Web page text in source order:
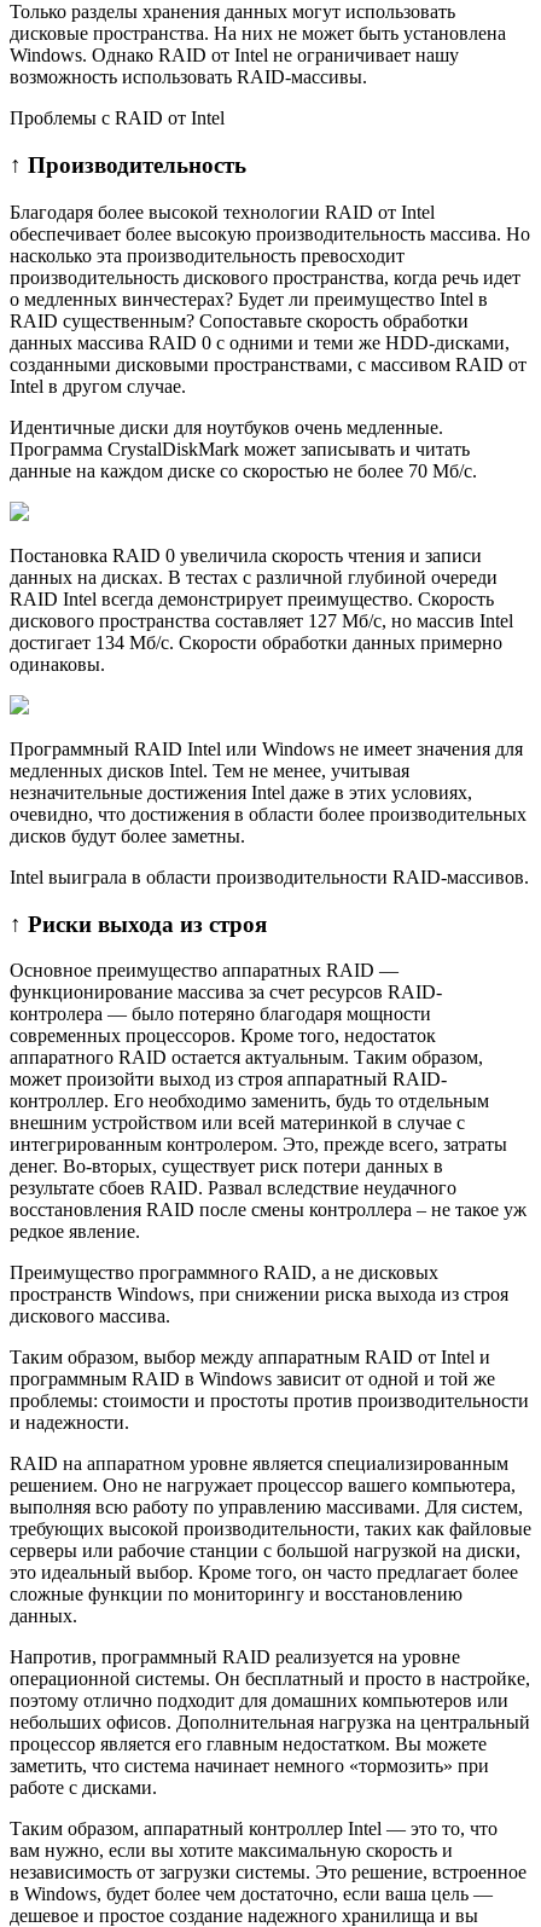
Только разделы хранения данных могут использовать
дисковые прострaнства. На них не может быть установлена
Windows. Однако RAID от Intel не ограничивает нашу
возможность использовать RAID-массивы.
Проблемы с RAID от Intel
↑ Производительность
Благодаря более высокой технологии RAID от Intel
обеспечивает более высокую производительность массива. Но
насколько эта производительность превосходит
производительность дискового пространства, когда речь идет
о медленных винчестерах? Будет ли преимущество Intel в
RAID существенным? Сопоставьте скорость обработки
данных массива RAID 0 с одними и теми же HDD-дисками,
созданными дисковыми пространствами, с массивом RAID от
Intel в другом случае.
Идентичные диски для ноутбуков очень медленные.
Программа CrystalDiskMark может записывать и читать
данные на каждом диске со скоростью не более 70 Мб/с.
Постановка RAID 0 увеличила скорость чтения и записи
данных на дисках. В тестах с различной глубиной очереди
RAID Intel всегда демонстрирует преимущество. Скорость
дискового пространства составляет 127 Мб/с, но массив Intel
достигает 134 Мб/с. Скорости обработки данных примерно
одинаковы.
Программный RAID Intel или Windows не имеет значения для
медленных дисков Intel. Тем не менее, учитывая
незначительные достижения Intel даже в этих условиях,
очевидно, что достижения в области более производительных
дисков будут более заметны.
Intel выиграла в области производительности RAID-массивов.
↑ Риски выхода из строя
Основное преимущество аппаратных RAID —
функционирование массива за счет ресурсов RAID-
контролера — было потеряно благодаря мощности
современных процессоров. Кроме того, недостаток
аппаратного RAID остается актуальным. Таким образом,
может произойти выход из строя аппаратный RAID-
контроллер. Его необходимо заменить, будь то отдельным
внешним устройством или всей материнкой в случае с
интегрированным контролером. Это, прежде всего, затраты
денег. Во-вторых, существует риск потери данных в
результате сбоев RAID. Развал вследствие неудачного
восстановления RAID после смены контроллера – не такое уж
редкое явление.
Преимущество программного RAID, а не дисковых
пространств Windows, при снижении риска выхода из строя
дискового массива.
Таким образом, выбор между аппаратным RAID от Intel и
программным RAID в Windows зависит от одной и той же
проблемы: стоимости и простоты против производительности
и надежности.
RAID на аппаратном уровне является специализированным
решением. Оно не нагружает процессор вашего компьютера,
выполняя всю работу по управлению массивами. Для систем,
требующих высокой производительности, таких как файловые
серверы или рабочие станции с большой нагрузкой на диски,
это идеальный выбор. Кроме того, он часто предлагает более
сложные функции по мониторингу и восстановлению
данных.
Напротив, программный RAID реализуется на уровне
операционной системы. Он бесплатный и просто в настройке,
поэтому отлично подходит для домашних компьютеров или
небольших офисов. Дополнительная нагрузка на центральный
процессор является его главным недостатком. Вы можете
заметить, что система начинает немного «тормозить» при
работе с дисками.
Таким образом, аппаратный контроллер Intel — это то, что
вам нужно, если вы хотите максимальную скорость и
независимость от загрузки системы. Это решение, встроенное
в Windows, будет более чем достаточно, если ваша цель —
дешевое и простое создание надежного хранилища и вы